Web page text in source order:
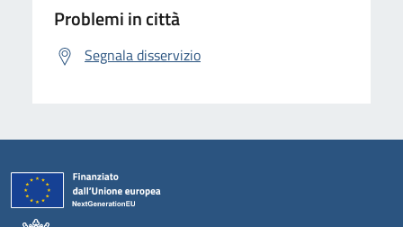
Problemi in città
Segnala disservizio